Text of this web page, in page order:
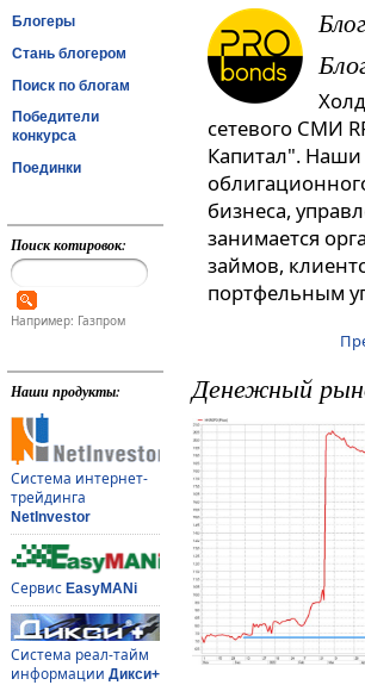
Блогеры
Стань блогером
Поиск по блогам
Победители
конкурса
Поединки
Поиск котировок:
Например: Газпром
Наши продукты:
Система интернет-
трейдинга
NetInvestor
Сервис EasyMANi
Система реал-тайм
информации Дикси+
сетевого СМИ
Капитал". Наши
бизнеса,
занимается
займов,
портфельным
Денежный